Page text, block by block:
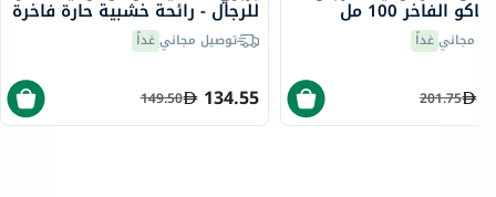
للرجال - رائحة خشبية حارة فاخرة
100 ملتوصيل مجاني غداً
134.55
149.50
الفاخر 100 مل
مجانيغداً
201.75